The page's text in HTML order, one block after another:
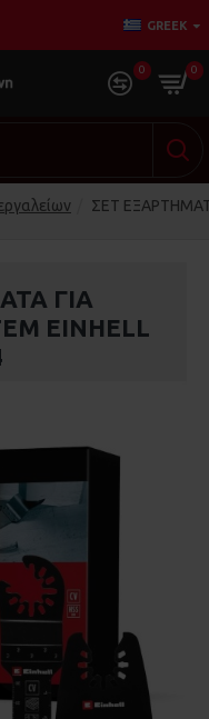
GREEK
0 0
ΣΕΤ
ΓΙΑ
EINHELL